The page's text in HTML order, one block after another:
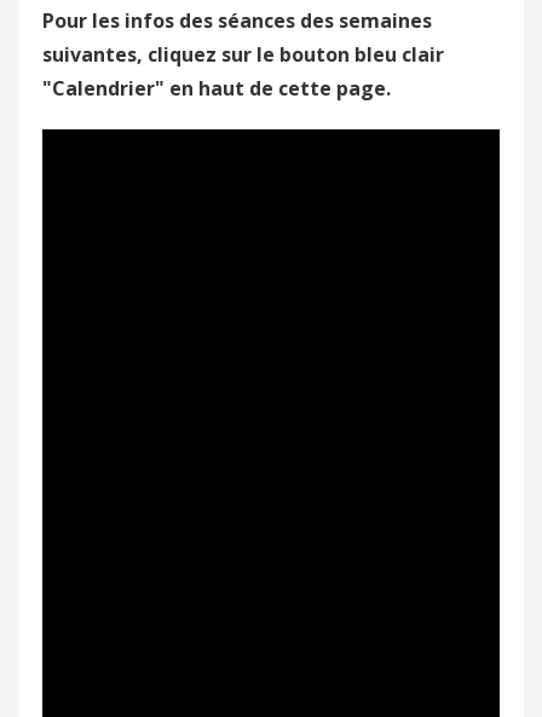
Pour les infos des séances des semaines
suivantes, cliquez sur le bouton bleu clair
"Calendrier" en haut de cette page.